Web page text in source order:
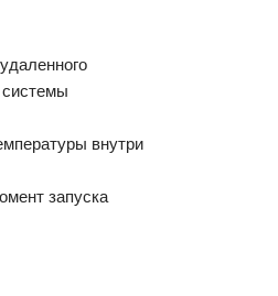
системы
внутри
запуска